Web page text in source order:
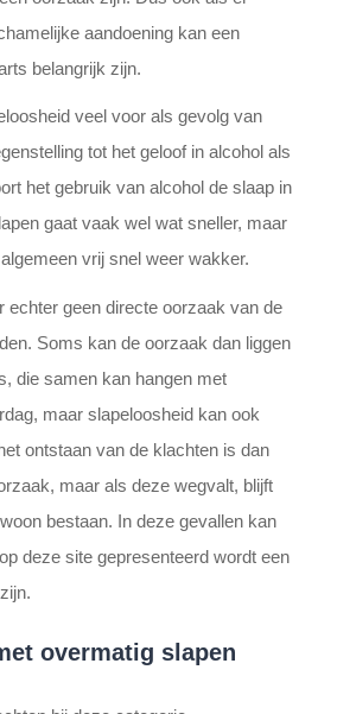
aandoening kan een
belangrijk zijn.
veel voor als gevolg van
tot het geloof in alcohol als
het gebruik van alcohol de slaap in
gaat vaak wel wat sneller, maar
vrij snel weer wakker.
echter geen directe oorzaak van de
Soms kan de oorzaak dan liggen
die samen kan hangen met
maar slapeloosheid kan ook
ontstaan van de klachten is dan
maar als deze wegvalt, blijft
bestaan. In deze gevallen kan
deze site gepresenteerd wordt een
overmatig slapen